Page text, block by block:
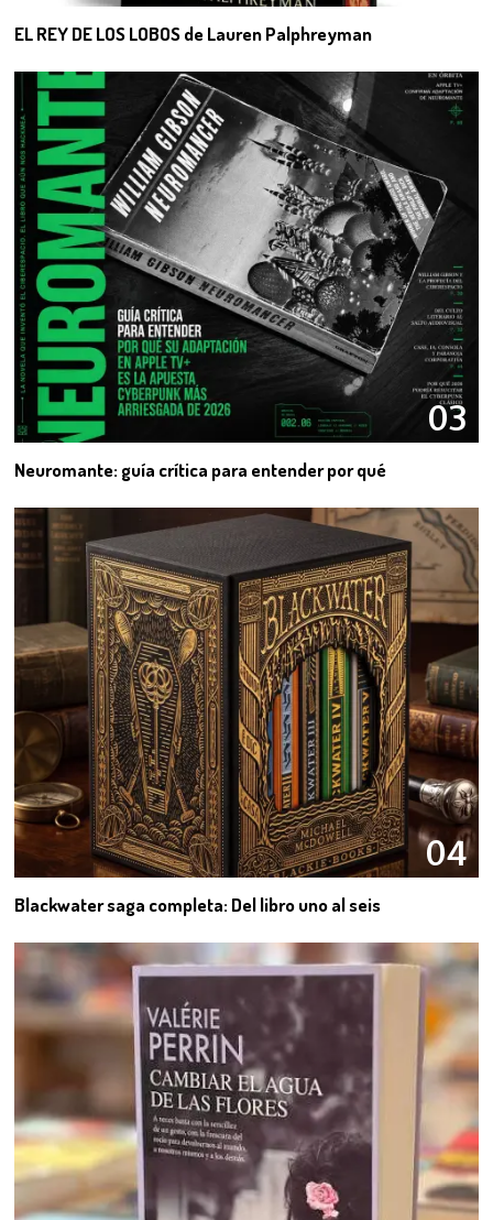
EL REY DE LOS LOBOS de Lauren Palphreyman
03
Neuromante: guía crítica para entender por qué
04
Blackwater saga completa: Del libro uno al seis